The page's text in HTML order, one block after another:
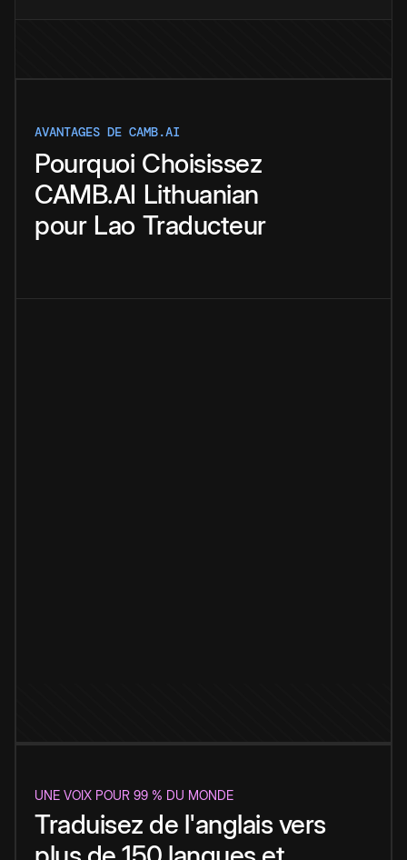
AVANTAGES DE CAMB.AI
Pourquoi Choisissez
CAMB.AI Lithuanian
pour Lao Traducteur
UNE VOIX POUR 99 % DU MONDE
Traduisez de l'anglais vers